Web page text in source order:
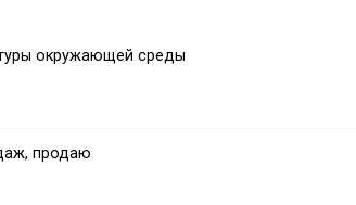
окружающей среды
продаю